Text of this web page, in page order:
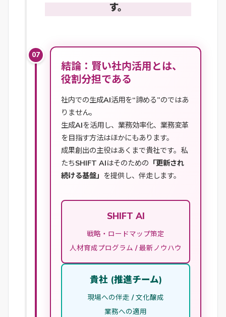
す。
07
結論：賢い社内活用とは、
役割分担である
社内での生成AI活用を“諦める”のではあ
りません。
生成AIを活用し、業務効率化、業務変革
を目指す方法はほかにもあります。
成果創出の主役はあくまで貴社です。私
たちSHIFT AIはそのための 「更新され
続ける基盤」 を提供し、伴走します。
SHIFT AI
戦略・ロードマップ策定
人材育成プログラム / 最新ノウハウ
貴社 (推進チーム)
現場への伴走 / 文化醸成
業務への適用